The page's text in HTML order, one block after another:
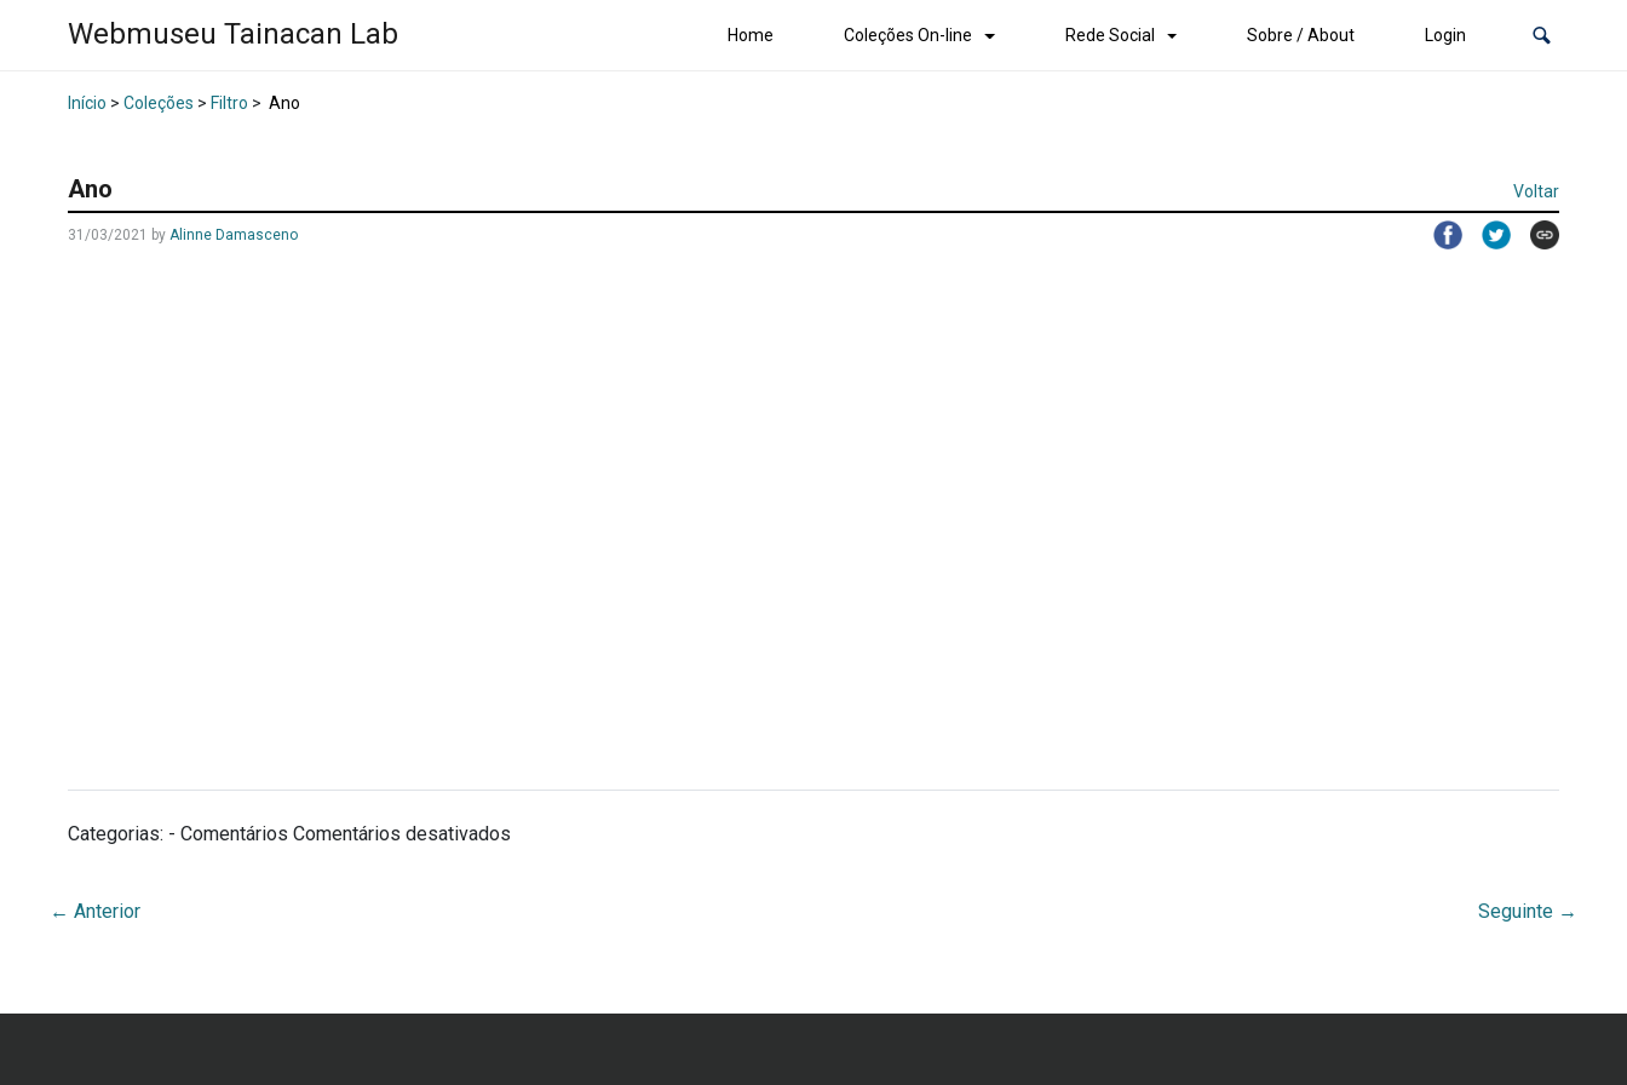
Webmuseu Tainacan Lab Home Coleções On-line Rede Social Sobre / About Login
Início > Coleções > Filtro > Ano
Ano Voltar
31/03/2021 by Alinne Damasceno
Categorias: - Comentários Comentários desativados
← Anterior Seguinte →